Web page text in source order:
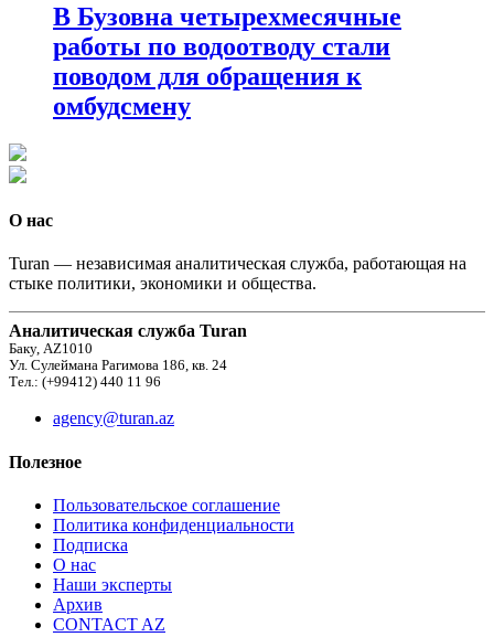
В Бузовна четырехмесячные
работы по водоотводу стали
поводом для обращения к
омбудсмену
О нас
Turan — независимая аналитическая служба, работающая на
стыке политики, экономики и общества.
Аналитическая служба Turan
Баку, AZ1010
Ул. Сулеймана Рагимова 186, кв. 24
Тел.: (+99412) 440 11 96
agency@turan.az
Полезное
Пользовательское соглашение
Политика конфиденциальности
Подписка
О нас
Наши эксперты
Архив
CONTACT AZ